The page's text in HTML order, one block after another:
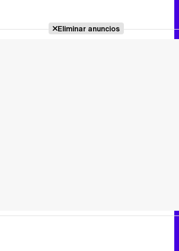
Eliminar anuncios